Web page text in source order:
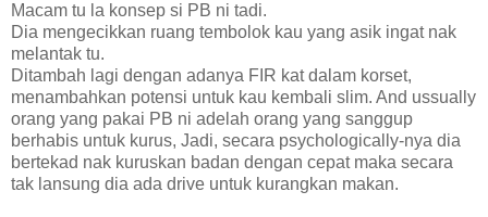
Macam tu la konsep si PB ni tadi.
Dia mengecikkan ruang tembolok kau yang asik ingat nak
melantak tu.
Ditambah lagi dengan adanya FIR kat dalam korset,
menambahkan potensi untuk kau kembali slim. And ussually
orang yang pakai PB ni adelah orang yang sanggup
berhabis untuk kurus, Jadi, secara psychologically-nya dia
bertekad nak kuruskan badan dengan cepat maka secara
tak lansung dia ada drive untuk kurangkan makan.